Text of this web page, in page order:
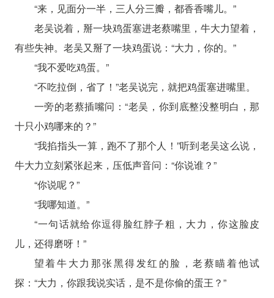
“来，见面分一半，三人分三瓣，都香香嘴儿。”
老吴说着，掰一块鸡蛋塞进老蔡嘴里，牛大力望着，
有些失神。老吴又掰了一块鸡蛋说：“大力，你的。”
“我不爱吃鸡蛋。”
“不吃拉倒，省了！”老吴说完，就把鸡蛋塞进嘴里。
一旁的老蔡插嘴问：“老吴，你到底整没整明白，那
十只小鸡哪来的？”
“我掐指头一算，跑不了那个人！”听到老吴这么说，
牛大力立刻紧张起来，压低声音问：“你说谁？”
“你说呢？”
“我哪知道。”
“一句话就给你逗得脸红脖子粗，大力，你这脸皮
儿，还得磨呀！”
望着牛大力那张黑得发红的脸，老蔡瞄着他试
探：“大力，你跟我说实话，是不是你偷的蛋王？”